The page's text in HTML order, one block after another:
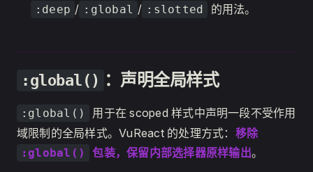
:deep / :global / :slotted 的用法。
:global() ：声明全局样式
:global()
用于在 scoped 样式中声明一段不受作用
域限制的全局样式。VuReact 的处理方式： 移除
:global() 包装，保留内部选择器原样输出。